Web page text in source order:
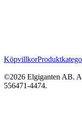
Köpvillkor
©2026 Elgiganten AB.
556471-4474.